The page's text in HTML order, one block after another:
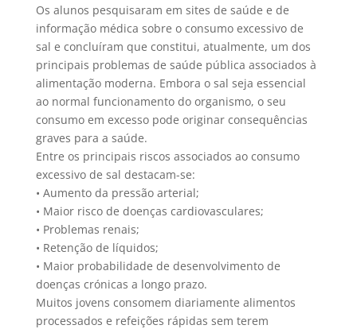
Os alunos pesquisaram em sites de saúde e de
informação médica sobre o consumo excessivo de
sal e concluíram que constitui, atualmente, um dos
principais problemas de saúde pública associados à
alimentação moderna. Embora o sal seja essencial
ao normal funcionamento do organismo, o seu
consumo em excesso pode originar consequências
graves para a saúde.
Entre os principais riscos associados ao consumo
excessivo de sal destacam-se:
• Aumento da pressão arterial;
• Maior risco de doenças cardiovasculares;
• Problemas renais;
• Retenção de líquidos;
• Maior probabilidade de desenvolvimento de
doenças crónicas a longo prazo.
Muitos jovens consomem diariamente alimentos
processados e refeições rápidas sem terem